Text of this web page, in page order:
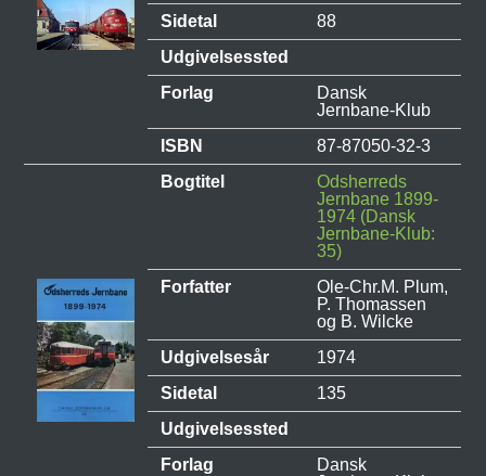
Sidetal
88
Udgivelsessted
Forlag
Dansk
Jernbane-Klub
ISBN
87-87050-32-3
Bogtitel
Odsherreds
Jernbane 1899-
1974 (Dansk
Jernbane-Klub:
35)
Forfatter
Ole-Chr.M. Plum,
P. Thomassen
og B. Wilcke
Udgivelsesår
1974
Sidetal
135
Udgivelsessted
Forlag
Dansk